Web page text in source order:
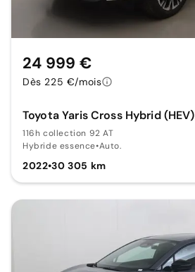
Toyota Yaris Cross Hybrid (HEV)
116h collection 92 AT
Hybride essence•Auto.
2022•30 305 km
24 999 €
Dès 225 €/mois